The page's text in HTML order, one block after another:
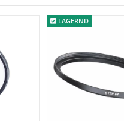
LAGERND